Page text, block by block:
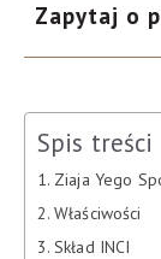
Zapytaj o
Spis treści
Ziaja Yego
Właściwości
Skład INCI